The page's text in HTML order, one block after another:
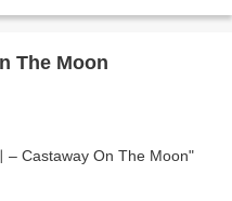
The Moon